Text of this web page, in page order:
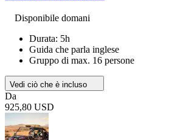
Disponibile domani
Durata: 5h
Guida che parla inglese
Gruppo di max. 16 persone
Vedi ciò che è incluso
Da
925,80 USD